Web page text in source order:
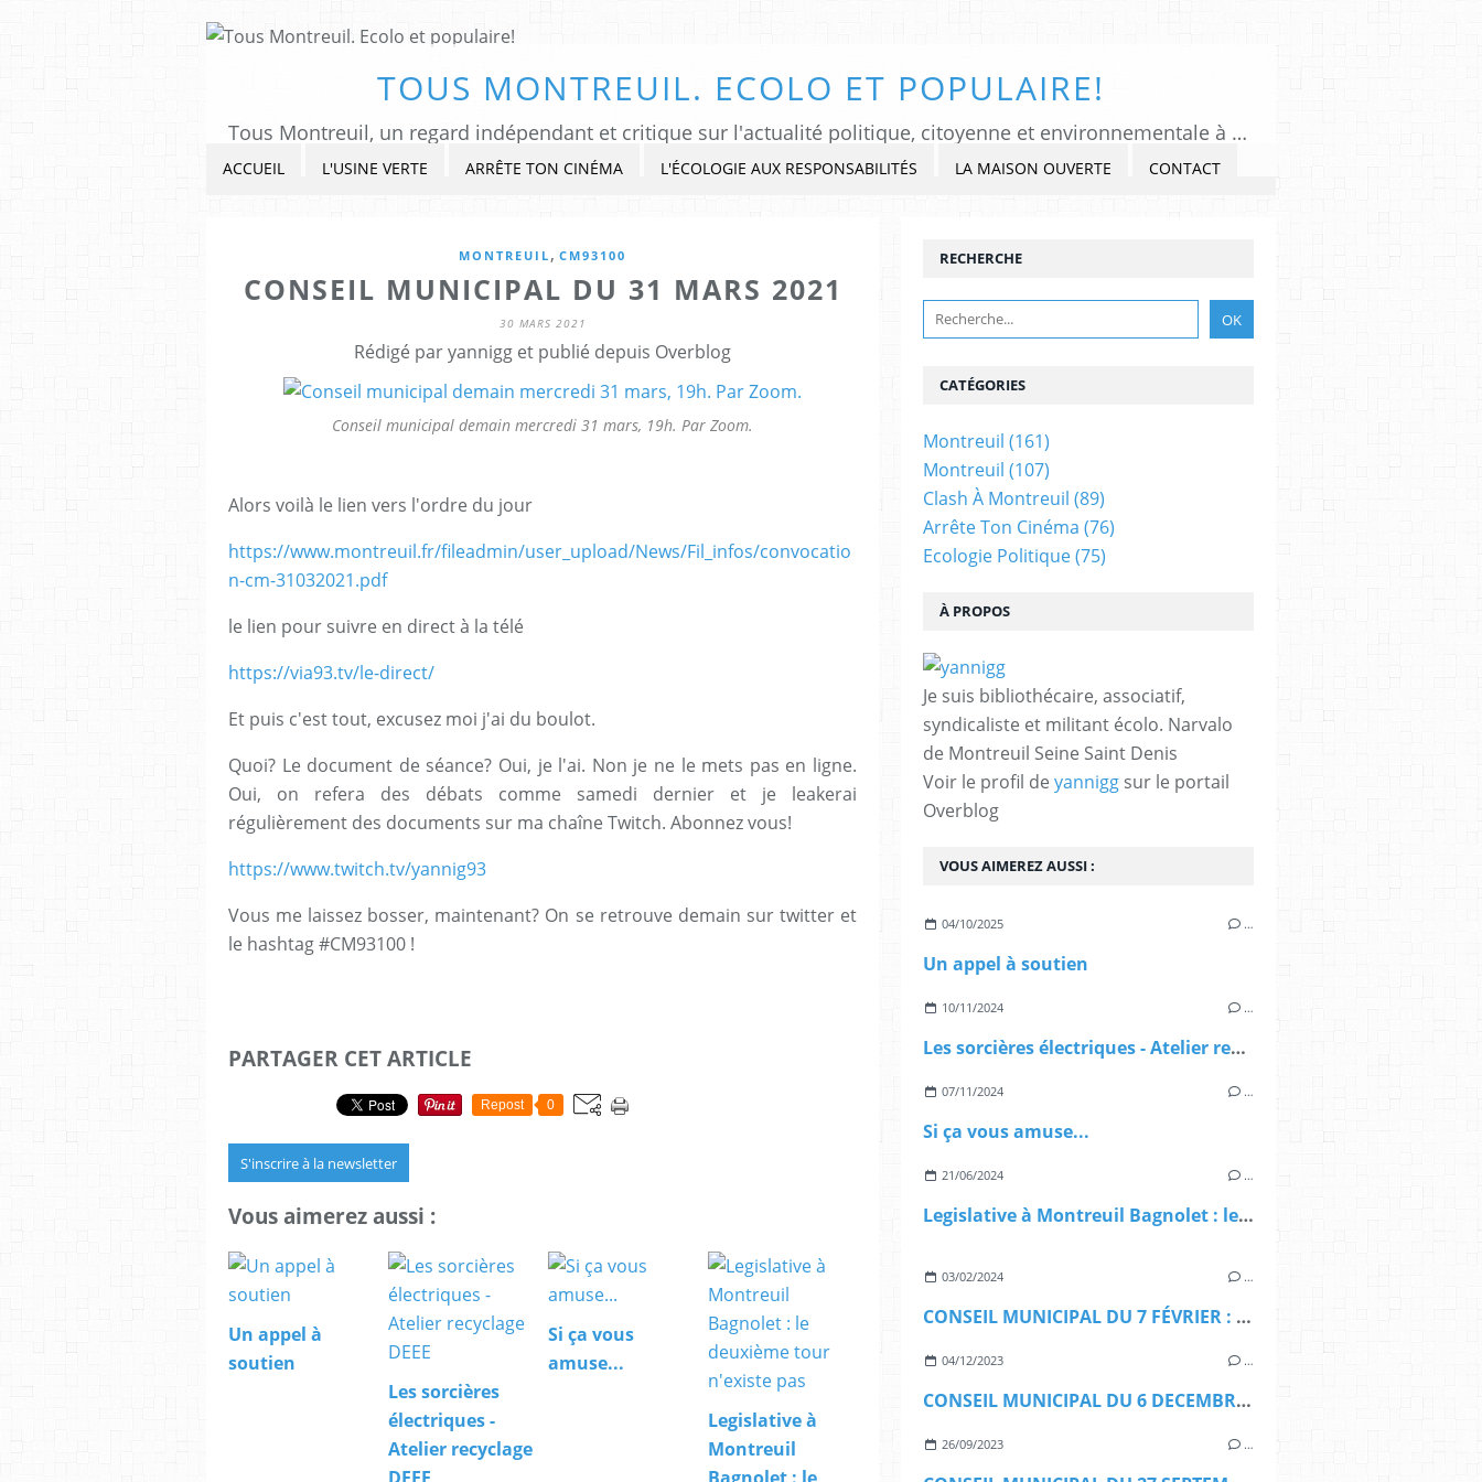
TOUS MONTREUIL. ECOLO ET POPULAIRE!
Tous Montreuil, un regard indépendant et critique sur l'actualité politique, citoyenne et environnementale à Montreuil sous Bois, Seine-Saint-Denis. Veiller, Lancer l'alerte, commenter et critiquer l'exercice du pouvoir, s'impliquer dans la Cité, au présent et au futur!
ACCUEIL L'USINE VERTE ARRÊTE TON CINÉMA L'ÉCOLOGIE AUX RESPONSABILITÉS LA MAISON OUVERTE CONTACT
MONTREUIL , CM93100
CONSEIL MUNICIPAL DU 31 MARS 2021
30 MARS 2021
Rédigé par yannigg et publié depuis Overblog
Conseil municipal demain mercredi 31 mars, 19h. Par Zoom.
Alors voilà le lien vers l'ordre du jour
https://www.montreuil.fr/fileadmin/user_upload/News/Fil_infos/convocatio
n-cm-31032021.pdf
le lien pour suivre en direct à la télé
https://via93.tv/le-direct/
Et puis c'est tout, excusez moi j'ai du boulot.
Quoi? Le document de séance? Oui, je l'ai. Non je ne le mets pas en ligne.
Oui, on refera des débats comme samedi dernier et je leakerai
régulièrement des documents sur ma chaîne Twitch. Abonnez vous!
https://www.twitch.tv/yannig93
Vous me laissez bosser, maintenant? On se retrouve demain sur twitter et
le hashtag #CM93100 !
PARTAGER CET ARTICLE
Repost 0
S'inscrire à la newsletter
Vous aimerez aussi :
Un appel à
soutien
Les sorcières
électriques -
Atelier recyclage
Si ça vous
amuse...
Legislative à
Montreuil
RECHERCHE
À PROPOS
Je suis bibliothécaire, associatif,
syndicaliste et militant écolo. Narvalo
de Montreuil Seine Saint Denis
Voir le profil de yannigg sur le portail
Overblog
VOUS AIMEREZ AUSSI :
04/10/2025 …
Un appel à soutien
10/11/2024 …
Les sorcières électriques - Atelier recyclage DEEE
07/11/2024 …
Si ça vous amuse...
21/06/2024 …
Legislative à Montreuil Bagnolet : le deuxième tour n'existe pas
03/02/2024 …
CONSEIL MUNICIPAL DU 7 FÉVRIER : SE DÉBARRASSER
04/12/2023 …
CONSEIL MUNICIPAL DU 6 DECEMBRE : Joyeuses fêtes
26/09/2023 …
CATÉGORIES
Montreuil (161)
Montreuil (107)
Clash À Montreuil (89)
Arrête Ton Cinéma (76)
Ecologie Politique(75)